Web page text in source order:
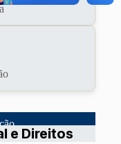
e Direitos